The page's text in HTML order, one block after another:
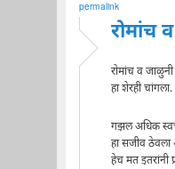
permalink
रोमांच
रोमांच व
हा शेरही चांगला.
गझल अधिक
हा सजीव ठेवला
हेच मत इतरांनी